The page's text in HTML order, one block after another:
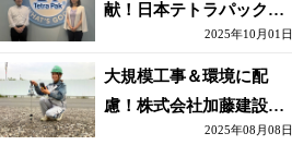
献！日本テトラパック株
式会社のグローバルな環
境
2025年10月01日
大規模工事＆環境に配
慮！株式会社加藤建設の
若手が語る現場監督の働
2025年08月08日